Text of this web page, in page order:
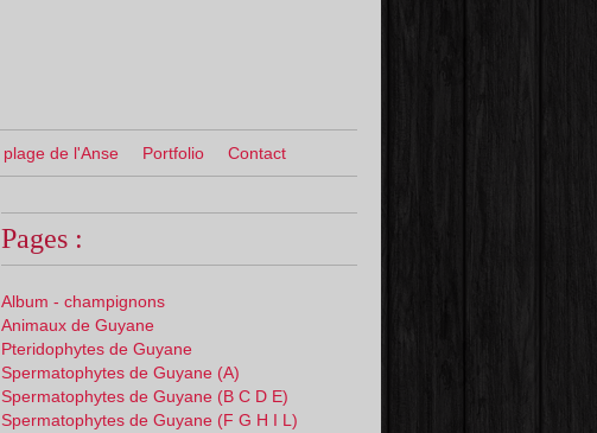
plage de l'Anse Portfolio Contact
Pages :
Album - champignons
Animaux de Guyane
Pteridophytes de Guyane
Spermatophytes de Guyane (A)
Spermatophytes de Guyane (B C D E)
Spermatophytes de Guyane (F G H I L)